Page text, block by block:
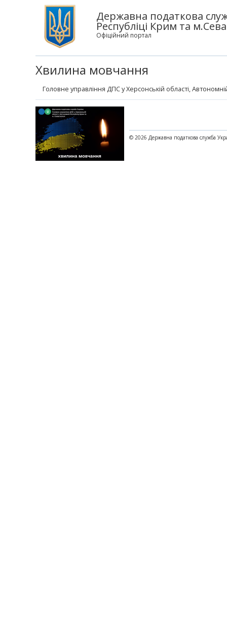
Державна податкова
Республіці Крим та
Офіційний портал
Хвилина мовчання
Головне управління ДПС у Херсонській області,
© 2026 Державна податкова служба